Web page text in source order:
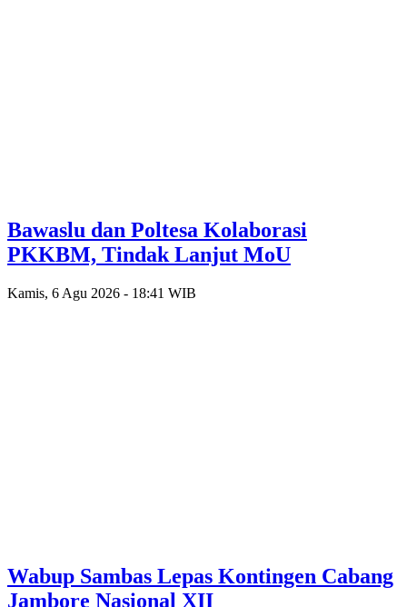
Bawaslu dan Poltesa Kolaborasi
PKKBM, Tindak Lanjut MoU
Kamis, 6 Agu 2026 - 18:41 WIB
Wabup Sambas Lepas Kontingen Cabang
Jambore Nasional XII